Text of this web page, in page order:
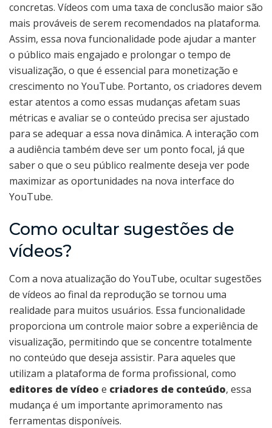
concretas. Vídeos com uma taxa de conclusão maior são
mais prováveis de serem recomendados na plataforma.
Assim, essa nova funcionalidade pode ajudar a manter
o público mais engajado e prolongar o tempo de
visualização, o que é essencial para monetização e
crescimento no YouTube. Portanto, os criadores devem
estar atentos a como essas mudanças afetam suas
métricas e avaliar se o conteúdo precisa ser ajustado
para se adequar a essa nova dinâmica. A interação com
a audiência também deve ser um ponto focal, já que
saber o que o seu público realmente deseja ver pode
maximizar as oportunidades na nova interface do
YouTube.
Como ocultar sugestões de
vídeos?
Com a nova atualização do YouTube, ocultar sugestões
de vídeos ao final da reprodução se tornou uma
realidade para muitos usuários. Essa funcionalidade
proporciona um controle maior sobre a experiência de
visualização, permitindo que se concentre totalmente
no conteúdo que deseja assistir. Para aqueles que
utilizam a plataforma de forma profissional, como
editores de vídeo e criadores de conteúdo, essa
mudança é um importante aprimoramento nas
ferramentas disponíveis.